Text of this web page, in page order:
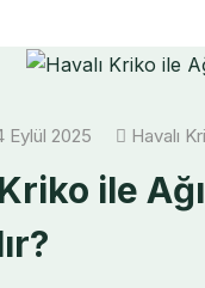
Eylül 2025 Havalı
ile